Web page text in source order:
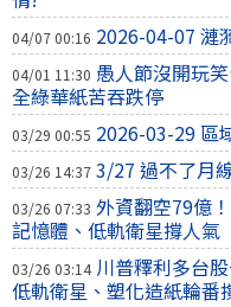
04/07 00:16 2026-04-07 漣
04/01 11:30 愚人節沒開玩
全綠華紙苦吞跌停
03/29 00:55 2026-03-29 區
03/26 14:37 3/27 過不了月
03/26 07:33 外資翻空79億
記憶體、低軌衛星撐人氣
03/26 03:14 川普釋利多台
低軌衛星、塑化造紙輪番